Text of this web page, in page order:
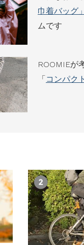
巾着バッグ
ムです
ROOMIEが
「コンパク